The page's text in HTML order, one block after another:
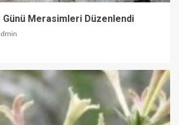
Günü Merasimleri Düzenlendi